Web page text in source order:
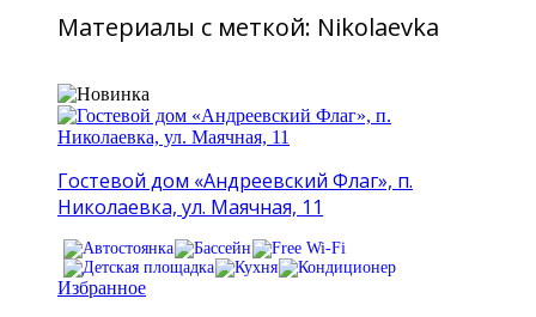
Материалы с меткой: Nikolaevka
Гостевой дом «Андреевский Флаг», п.
Николаевка, ул. Маячная, 11
Избранное